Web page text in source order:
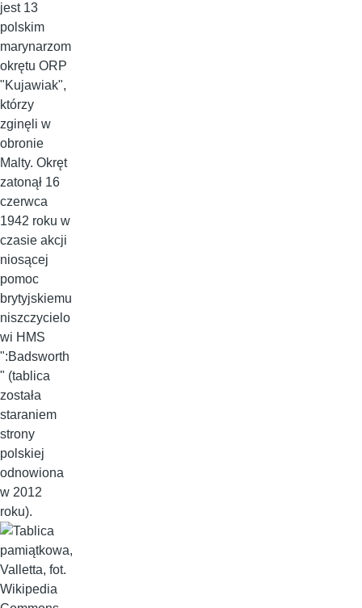
jest 13
polskim
marynarzom
okrętu ORP
"Kujawiak",
którzy
zginęli w
obronie
Malty. Okręt
zatonął 16
czerwca
1942 roku w
czasie akcji
niosącej
pomoc
brytyjskiemu
niszczycielo
wi HMS
":Badsworth
" (tablica
została
staraniem
strony
polskiej
odnowiona
w 2012
roku).